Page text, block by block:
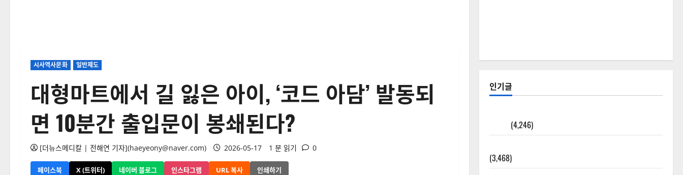
시사역사문화 일반제도
대형마트에서 길 잃은 아이, ‘코드 아담’ 발동되
면 10분간 출입문이 봉쇄된다?
[더뉴스메디칼 | 전해연 기자](haeyeony@naver.com) 2026-05-17 1 분 읽기 0
페이스북 X (트위터) 네이버 블로그 인스타그램 URL 복사 인쇄하기
인기글
(4,246)
(3,468)